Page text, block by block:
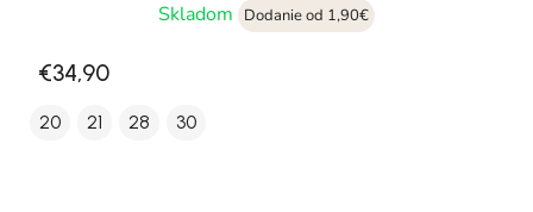
Skladom
Dodanie od 1,90€
€34,90
20 21 28 30